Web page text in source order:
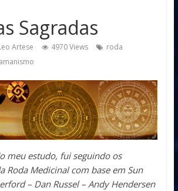
Sagradas
Artese 4970 Views
roda
meu estudo, fui seguindo os
Roda Medicinal com base em Sun
– Dan Russel – Andy Hendersen